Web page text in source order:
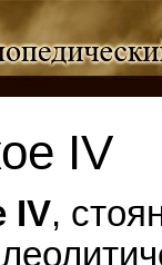
IV
IV,